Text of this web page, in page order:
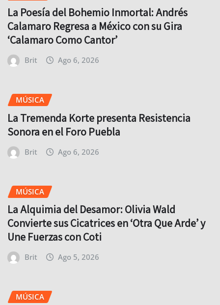
La Poesía del Bohemio Inmortal: Andrés
Calamaro Regresa a México con su Gira
‘Calamaro Como Cantor’
Brit Ago 6, 2026
MÚSICA
La Tremenda Korte presenta Resistencia
Sonora en el Foro Puebla
Brit Ago 6, 2026
MÚSICA
La Alquimia del Desamor: Olivia Wald
Convierte sus Cicatrices en ‘Otra Que Arde’ y
Une Fuerzas con Coti
Brit Ago 5, 2026
MÚSICA